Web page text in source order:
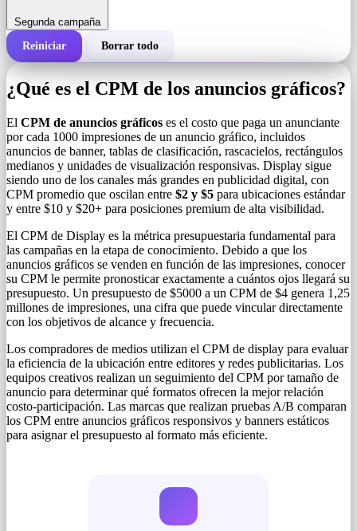
Segunda campaña
Costo total de una campaña
Número de impresiones
Reiniciar Borrar todo
¿Qué es el CPM de los anuncios gráficos?
El CPM de anuncios gráficos es el costo que paga un anunciante
por cada 1000 impresiones de un anuncio gráfico, incluidos
anuncios de banner, tablas de clasificación, rascacielos, rectángulos
medianos y unidades de visualización responsivas. Display sigue
siendo uno de los canales más grandes en publicidad digital, con
CPM promedio que oscilan entre $2 y $5 para ubicaciones estándar
y entre $10 y $20+ para posiciones premium de alta visibilidad.
El CPM de Display es la métrica presupuestaria fundamental para
las campañas en la etapa de conocimiento. Debido a que los
anuncios gráficos se venden en función de las impresiones, conocer
su CPM le permite pronosticar exactamente a cuántos ojos llegará su
presupuesto. Un presupuesto de $5000 a un CPM de $4 genera 1,25
millones de impresiones, una cifra que puede vincular directamente
con los objetivos de alcance y frecuencia.
Los compradores de medios utilizan el CPM de display para evaluar
la eficiencia de la ubicación entre editores y redes publicitarias. Los
equipos creativos realizan un seguimiento del CPM por tamaño de
anuncio para determinar qué formatos ofrecen la mejor relación
costo-participación. Las marcas que realizan pruebas A/B comparan
los CPM entre anuncios gráficos responsivos y banners estáticos
para asignar el presupuesto al formato más eficiente.